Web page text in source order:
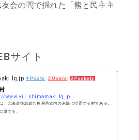
会の間で揺れた「熊と民主主
サイト
4 Posts 5 Users 3 Pockets
www.vill.shimamaki.lg.jp
、北海道後志総合振興局管内の南部に位置する村である。
属する。